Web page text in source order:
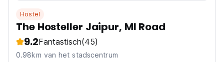
Hostel
The Hosteller Jaipur, MI Road
9.2Fantastisch(45)
0.98km van het stadscentrum